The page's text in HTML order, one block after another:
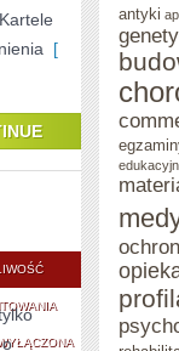
[
FITNESS
antyki